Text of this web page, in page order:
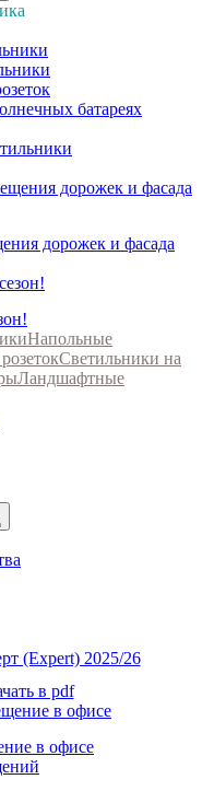
батареях
дорожек и фасада
Напольные
Светильники на
Ландшафтные
в pdf
в офисе